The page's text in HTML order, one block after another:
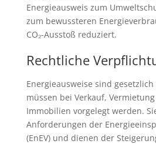
Energieausweis zum
zum bewussteren
CO₂-Ausstoß reduziert.
Rechtliche
Energieausweise sind
müssen bei Verkauf,
Immobilien vorgelegt werden.
Anforderungen der
(EnEV) und dienen der